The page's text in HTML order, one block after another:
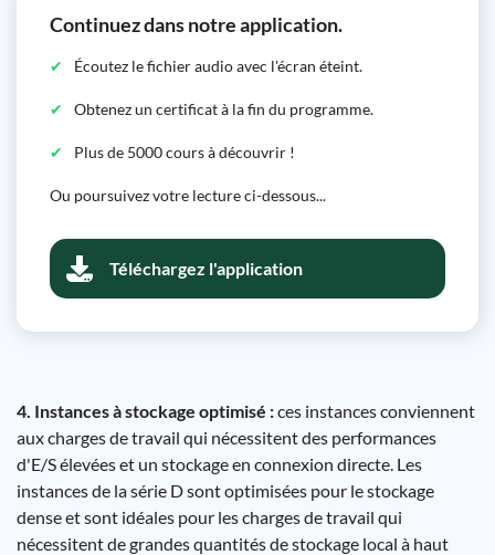
Continuez dans notre application.
Écoutez le fichier audio avec l'écran éteint.
Obtenez un certificat à la fin du programme.
Plus de 5000 cours à découvrir !
Ou poursuivez votre lecture ci-dessous...
Téléchargez l'application
4. Instances à stockage optimisé :ces instances conviennent
aux charges de travail qui nécessitent des performances
d'E/S élevées et un stockage en connexion directe. Les
instances de la série D sont optimisées pour le stockage
dense et sont idéales pour les charges de travail qui
nécessitent de grandes quantités de stockage local à haut